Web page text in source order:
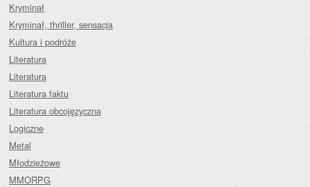
Kryminał
Kryminał, thriller, sensacja
Kultura i podróże
Literatura
Literatura
Literatura faktu
Literatura obcojęzyczna
Logiczne
Metal
Młodzieżowe
MMORPG